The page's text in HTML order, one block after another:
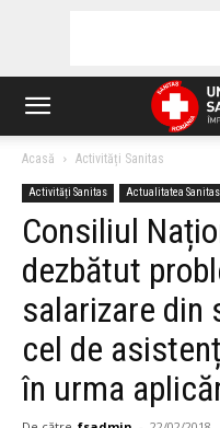
Acasă Activități Sanitas
Activități Sanitas Actualitatea Sanitas
Consiliul
dezbătut
salarizare
cel de
în urma